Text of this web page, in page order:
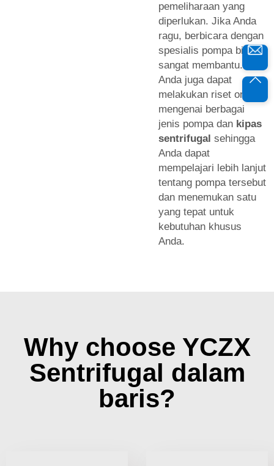
pemeliharaan yang
diperlukan. Jika Anda
ragu, berbicara dengan
spesialis pompa bisa
sangat membantu.
Anda juga dapat
melakukan riset online
mengenai berbagai
jenis pompa dan kipas
sentrifugal sehingga
Anda dapat
mempelajari lebih lanjut
tentang pompa tersebut
dan menemukan satu
yang tepat untuk
kebutuhan khusus
Anda.
Why choose YCZX
Sentrifugal dalam
baris?